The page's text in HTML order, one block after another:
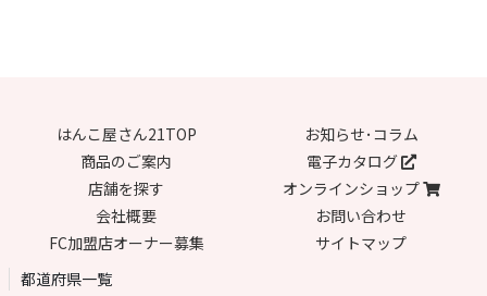
はんこ屋さん21TOP
お知らせ･コラム
商品のご案内
電子カタログ
店舗を探す
オンラインショップ
会社概要
お問い合わせ
FC加盟店オーナー募集
サイトマップ
都道府県一覧